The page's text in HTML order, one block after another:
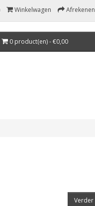
Winkelwagen Afrekenen
0 product(en) - €0,00
Verder